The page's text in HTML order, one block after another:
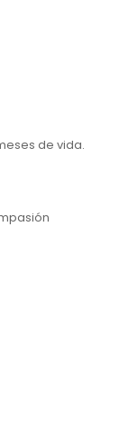
de vida.